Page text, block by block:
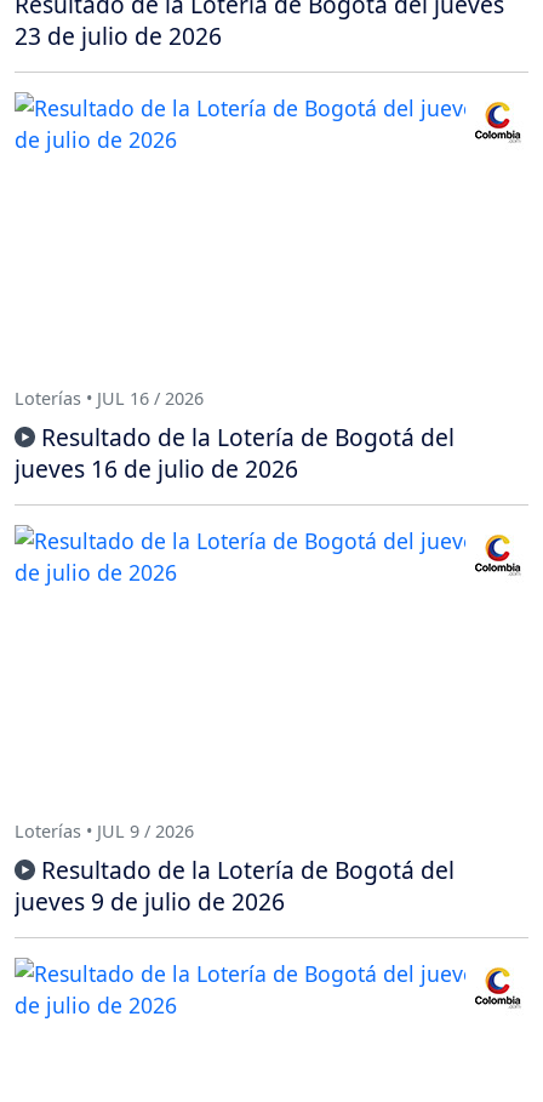
23 de julio de 2026
Loterías • JUL 16 / 2026
Resultado de la Lotería de Bogotá del
jueves 16 de julio de 2026
Loterías • JUL 9 / 2026
Resultado de la Lotería de Bogotá del
jueves 9 de julio de 2026